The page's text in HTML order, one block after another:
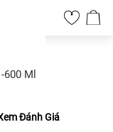
0
Ml
Đánh Giá